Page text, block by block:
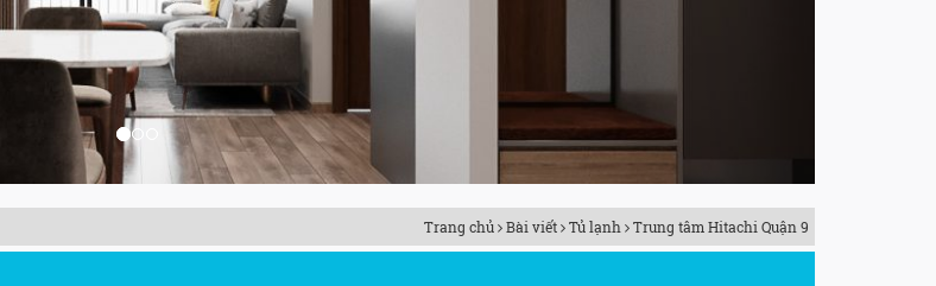
Trang chủ Bài viết Tủ lạnh Trung tâm Hitachi Quận 9